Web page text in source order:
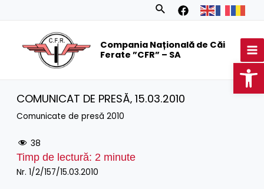
Search
Compania Națională de Căi
Ferate ”CFR” – SA
COMUNICAT DE PRESĂ‚ 15.03.2010
Comunicate de presă 2010
38
Timp de lectură: 2 minute
Nr. 1/2/157/15.03.2010